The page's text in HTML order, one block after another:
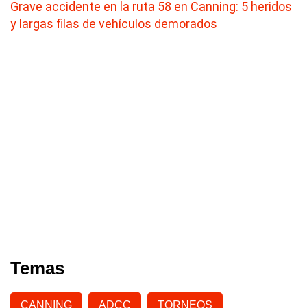
Grave accidente en la ruta 58 en Canning: 5 heridos
y largas filas de vehículos demorados
Temas
CANNING ADCC TORNEOS